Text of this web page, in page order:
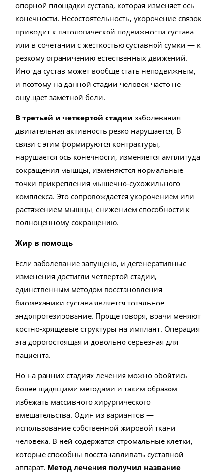
опорной площадки сустава, которая изменяет ось
конечности. Несостоятельность, укорочение связок
приводит к патологической подвижности сустава
или в сочетании с жесткостью суставной сумки — к
резкому ограничению естественных движений.
Иногда сустав может вообще стать неподвижным,
и поэтому на данной стадии человек часто не
ощущает заметной боли.
В третьей и четвертой стадии заболевания
двигательная активность резко нарушается, В
связи с этим формируются контрактуры,
нарушается ось конечности, изменяется амплитуда
сокращения мышцы, изменяются нормальные
точки прикрепления мышечно-сухожильного
комплекса. Это сопровождается укорочением или
растяжением мышцы, снижением способности к
полноценному сокращению.
Жир в помощь
Если заболевание запущено, и дегенеративные
изменения достигли четвертой стадии,
единственным методом восстановления
биомеханики сустава является тотальное
эндопротезирование. Проще говоря, врачи меняют
костно-хрящевые структуры на имплант. Операция
эта дорогостоящая и довольно серьезная для
пациента.
Но на ранних стадиях лечения можно обойтись
более щадящими методами и таким образом
избежать массивного хирургического
вмешательства. Один из вариантов —
использование собственной жировой ткани
человека. В ней содержатся стромальные клетки,
которые способны восстанавливать суставной
аппарат. Метод лечения получил название